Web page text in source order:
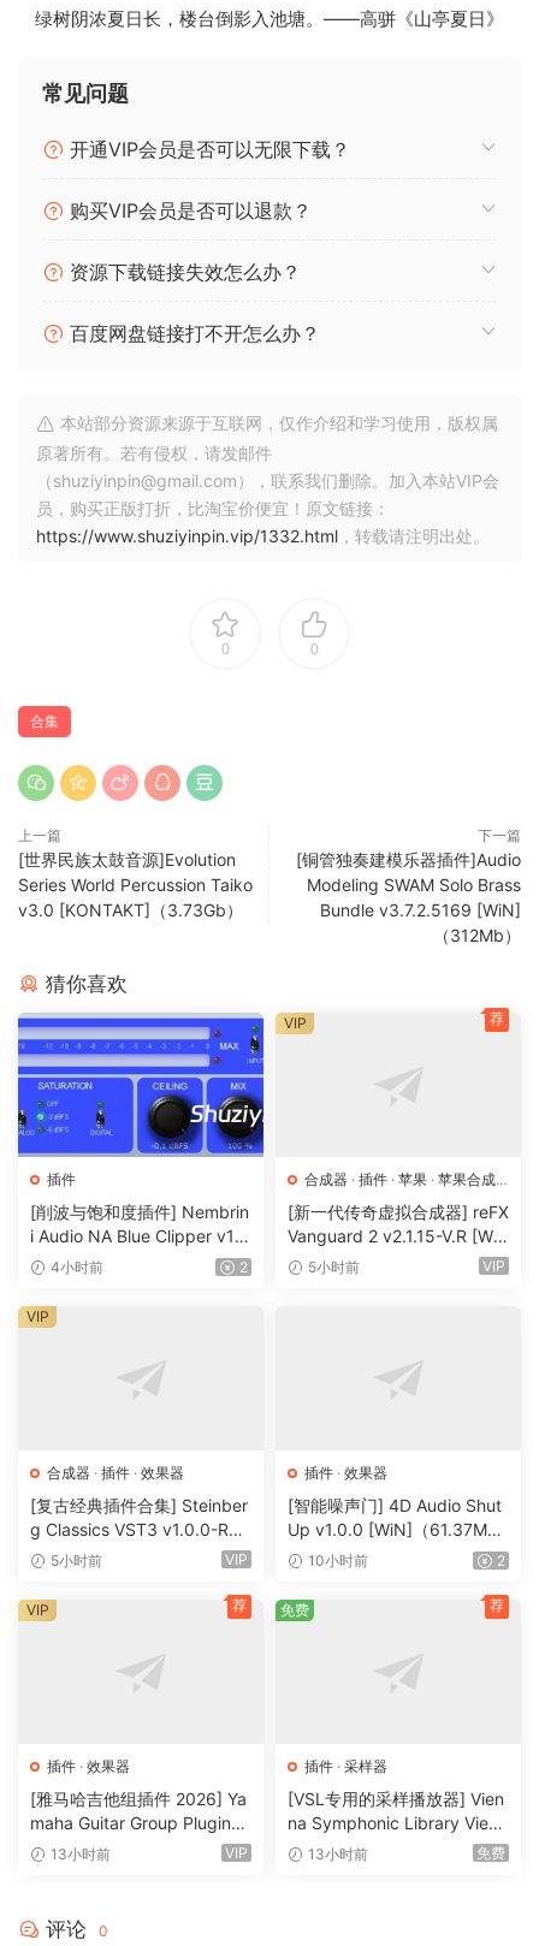
配有精心设计的用户界面和专门的宏控制。
的宏控制提供了深度的演奏和编辑控制。您可以进行整体性的
需离开宏面板。如果音色接近但还不完美，您随时可以切换到
作为自己声音设计的灵感来源。
* 运行无需iLok驱动器。
* 开发人员专用模块已解锁。
* 通过仿真支持EDEN加密的SoundBank。您需要一个R2RUVI
文件对应一个库。
* 正版SoundBank所有者可以使用我们的仿真器生成R2RUVI。
您可以使用所有的UVISoundBank和Falcon扩展。甚至可以共
Falcon的启动速度比正版快10多秒。开发商应该认真对待DRM
方面的问题。通过我们可爱的仿真器，我们证明了他们的DRM
一只猛禽给了你一个小盒子，并低声说道：“为末日的开始做好
准备，它将在明天打开。”
Creative Hybrid Instrument
– 20 oscillator types, 100+ fx, modulators, MIDI processing,
and scripting in a semi-modular environment
– Advanced sample engines with time-stretching, pitch-
– Deep synthesis capabilities including subtractive, PM,
FM, wavetable, additive, physical modeling, formant, and
more
INFINITE SOUND
Falcon gives you everything you need to create the sound
of your dreams, delivering an extensive collection of
cutting-edge tools in an open-ended semi-modular
environment.
A powerful instrument for seasoned pros and beginners
Whether you’re looking for inspiring sounds for a new
Falcon can be as nimble or calculating as the task requires.
sample slicing and synth design to modulated multitimbral
hybrids, create incredible layered synths, expressive MPE
instruments, powerful drums, intricately chopped breaks,
multi-channel surround sound, imaginative sound design,
Falcon ships with an impressive collection of 1,500 factory
methods, percussion, physical modeling, sample-driven
granular and multi granular soundscapes to multi-oscillator
hybrids. The 1,500 presets were all created to an
extremely high quality standard, delivering an
绿树阴浓夏日长，楼台倒影入池塘。——高骈《山亭夏日》
常见问题
开通VIP会员是否可以无限下载？
购买VIP会员是否可以退款？
资源下载链接失效怎么办？
百度网盘链接打不开怎么办？
本站部分资源来源于互联网，仅作介绍和学习使用，版权属
原著所有。若有侵权，请发邮件
（shuziyinpin@gmail.com），联系我们删除。加入本站VIP会
员，购买正版打折，比淘宝价便宜！原文链接：
https://www.shuziyinpin.vip/1332.html ，转载请注明出处。
0 0
合集
上一篇
[世界民族太鼓音源]Evolution
Series World Percussion Taiko
v3.0 [KONTAKT]（3.73Gb）
下一篇
[铜管独奏建模乐器插件]Audio
Modeling SWAM Solo Brass
Bundle v3.7.2.5169 [WiN]
（312Mb）
猜你喜欢
插件
[削波与饱和度插件] Nembrin
i Audio NA Blue Clipper v1.
0.1 Incl Keygen-R2R [WiN]
4小时前 2
合成器 · 插件 · 苹果 · 苹果合成
器
[新一代传奇虚拟合成器] reFX
Vanguard 2 v2.1.15-V.R [Wi
N, MacOSX]（184MB+240
5小时前 VIP
VIP 荐
合成器 · 插件 · 效果器
[复古经典插件合集] Steinber
g Classics VST3 v1.0.0-R2R
[WiN]（27.9MB）
5小时前 VIP
VIP
插件 · 效果器
[智能噪声门] 4D Audio Shut
Up v1.0.0 [WiN]（61.37M
B）10小时前 2
插件 · 效果器
[雅马哈吉他组插件 2026] Ya
maha Guitar Group Plugins
2026 Incl Keygen-R2R [Wi
13小时前 VIP
VIP 荐
插件 · 采样器
[VSL专用的采样播放器] Vien
na Symphonic Library Vienn
a Synchron Player v1.3.302
13小时前 免费
免费 荐
评论 0